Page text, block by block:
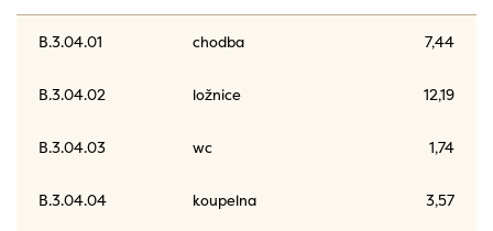
B.3.04.01 chodba 7,44
B.3.04.02 ložnice 12,19
B.3.04.03 wc 1,74
B.3.04.04 koupelna 3,57